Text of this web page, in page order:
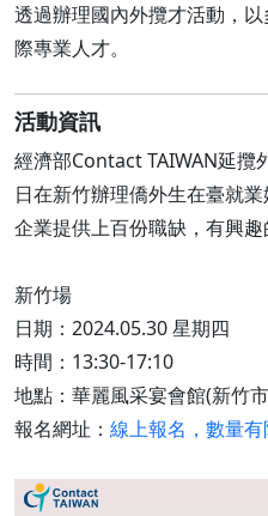
透過辦理國內外攬才活動，
際專業人才。
活動資訊
經濟部Contact TAIWAN延攬
日在新竹辦理僑外生在臺就
企業提供上百份職缺，有興趣
新竹場
日期：2024.05.30 星期四
時間：13:30-17:10
地點：華麗風采宴會館(新竹
報名網址： 線上報名，數量有